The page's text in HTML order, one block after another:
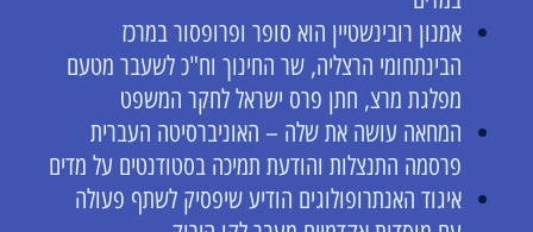
אמנון רובינשטיין הוא סופר ופרופסור במרכז
הבינתחומי הרצליה, שר החינוך וח"כ לשעבר מטעם
מפלגת מרצ, חתן פרס ישראל לחקר המשפט
המחאה עושה את שלה – האוניברסיטה העברית
פרסמה התנצלות והודעת תמיכה בסטודנטים על מדים
איגוד האנתרופולוגים הודיע שיפסיק לשתף פעולה